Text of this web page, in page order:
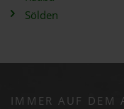
Sölden
IMMER AUF DEM